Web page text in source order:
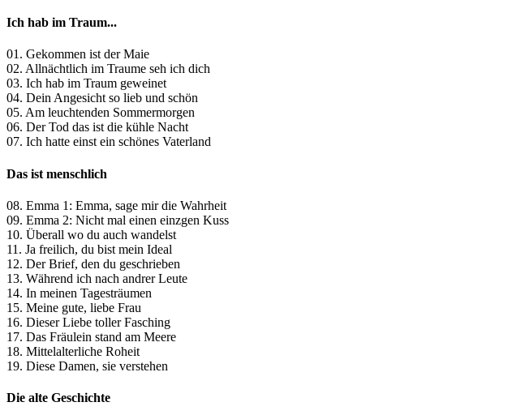
Ich hab im Traum...
01. Gekommen ist der Maie
02. Allnächtlich im Traume seh ich dich
03. Ich hab im Traum geweinet
04. Dein Angesicht so lieb und schön
05. Am leuchtenden Sommermorgen
06. Der Tod das ist die kühle Nacht
07. Ich hatte einst ein schönes Vaterland
Das ist menschlich
08. Emma 1: Emma, sage mir die Wahrheit
09. Emma 2: Nicht mal einen einzgen Kuss
10. Überall wo du auch wandelst
11. Ja freilich, du bist mein Ideal
12. Der Brief, den du geschrieben
13. Während ich nach andrer Leute
14. In meinen Tagesträumen
15. Meine gute, liebe Frau
16. Dieser Liebe toller Fasching
17. Das Fräulein stand am Meere
18. Mittelalterliche Roheit
19. Diese Damen, sie verstehen
Die alte Geschichte